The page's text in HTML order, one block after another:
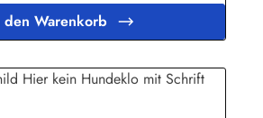
sind diese Linien natürlich nicht
Klar Schilder-
GmbH & Co. KGNeuer Weg 12 –
den Warenkorb